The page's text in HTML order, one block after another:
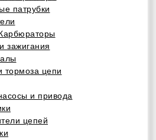
патрубки
зажигания
тормоза цепи
и привода
цепей